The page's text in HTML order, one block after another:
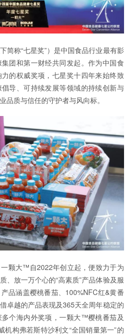
简称“七星奖”）是中国食品行业最有影
团和第一财经共同发起。作为中国食
的权威奖项，七星奖十四年来始终致
导、可持续发展等领域的持续创新与
品质与信任的守护者与风向标。
颗大™自2022年创立起，便致力于为
、放一万个心的“高素质”产品体验及服
品涵盖樱桃番茄、100%NFC红&黄番
卓越的产品表现及365天全周年稳定的
个海内外奖项，一颗大™樱桃番茄及
机构弗若斯特沙利文“全国销量第一”的